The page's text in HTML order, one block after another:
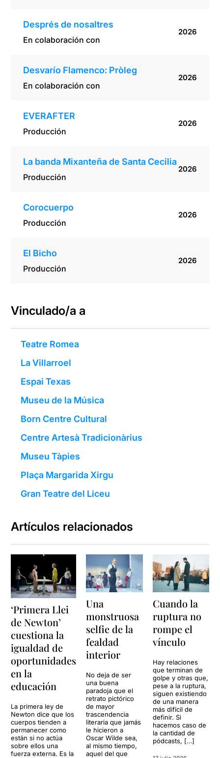
Després de nosaltres
En colaboración con
2026
Desvarío Flamenco: Pròleg
En colaboración con
2026
EVERAFTER
Producción
2026
La banda Mixanteña de Santa Cecilia
Producción
2026
Corocuerpo
Producción
2026
El Bicho
Producción
2026
Vinculado/a a
Teatre Romea
La Villarroel
Espai Texas
Museu de la Música
Born Centre Cultural
Centre Artesà Tradicionàrius
Museu Tàpies
Plaça Margarida Xirgu
Gran Teatre del Liceu
Artículos relacionados
‘Primera Llei
de Newton’
cuestiona la
igualdad de
oportunidades
en la
educación
La primera ley de
Newton dice que los
cuerpos tienden a
permanecer como
están si no actúa
sobre ellos una
fuerza externa. Es la
Una
monstruosa
selfie de la
fealdad
interior
No deja de ser
una buena
paradoja que el
retrato pictórico
de mayor
trascendencia
literaria que jamás
le hicieron a
Oscar Wilde sea,
al mismo tiempo,
aquel del que
Cuando la
ruptura no
rompe el
vínculo
Hay relaciones
que terminan de
golpe y otras que,
pese a la ruptura,
siguen existiendo
de una manera
más difícil de
definir. Si
hacemos caso de
la cantidad de
pódcasts, […]